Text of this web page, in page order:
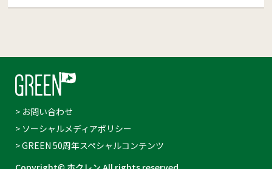
> お問い合わせ
> ソーシャルメディアポリシー
> GREEN 50周年スペシャルコンテンツ